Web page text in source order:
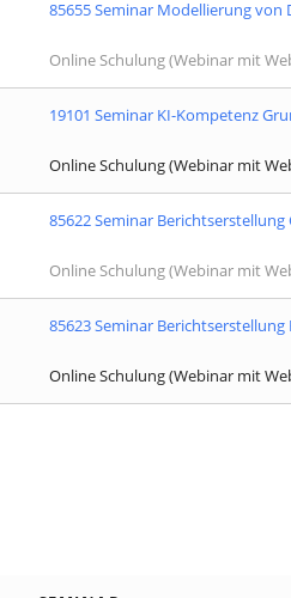
85655 Seminar Modellierung
Online Schulung (Webinar mit
19101 Seminar KI-Kompetenz
Online Schulung (Webinar mit
85622 Seminar
Online Schulung (Webinar mit
85623 Seminar
Online Schulung (Webinar mit